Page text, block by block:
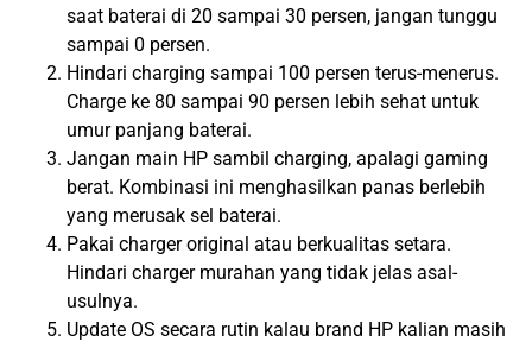
saat baterai di 20 sampai 30 persen, jangan tunggu
sampai 0 persen.
Hindari charging sampai 100 persen terus-menerus.
Charge ke 80 sampai 90 persen lebih sehat untuk
umur panjang baterai.
Jangan main HP sambil charging, apalagi gaming
berat. Kombinasi ini menghasilkan panas berlebih
yang merusak sel baterai.
Pakai charger original atau berkualitas setara.
Hindari charger murahan yang tidak jelas asal-
usulnya.
Update OS secara rutin kalau brand HP kalian masih